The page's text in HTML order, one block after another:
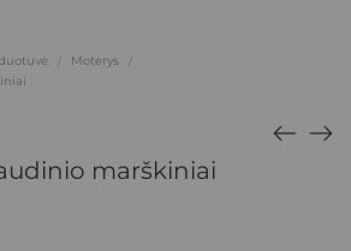
/ Moterys /
marškiniai